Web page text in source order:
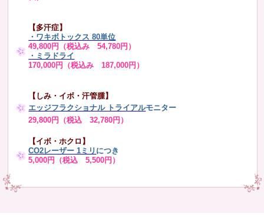
【多汗症】
・ ワキボトックス 80単位
49,800円（税込み 54,780円）
・ミラドライ
170,000円（税込み 187,000円）
【しみ・イボ・汗管腫】
エッジフラクショナル トライアルモニター
29,800円（税込 32,780円）
【イボ・ホクロ】
CO2レーザー 1ミリ につき
5,000円（税込 5,500円）